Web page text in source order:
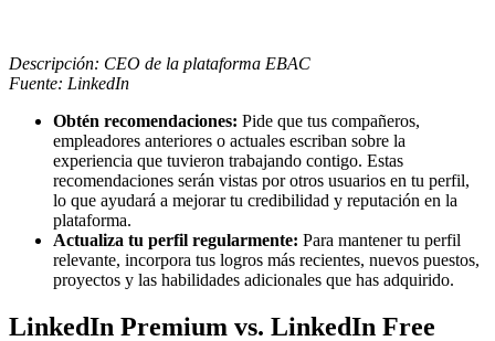
Descripción: CEO de la plataforma EBAC
Fuente: LinkedIn
Obtén recomendaciones: Pide que tus compañeros,
empleadores anteriores o actuales escriban sobre la
experiencia que tuvieron trabajando contigo. Estas
recomendaciones serán vistas por otros usuarios en tu perfil,
lo que ayudará a mejorar tu credibilidad y reputación en la
plataforma.
Actualiza tu perfil regularmente: Para mantener tu perfil
relevante, incorpora tus logros más recientes, nuevos puestos,
proyectos y las habilidades adicionales que has adquirido.
LinkedIn Premium vs. LinkedIn Free